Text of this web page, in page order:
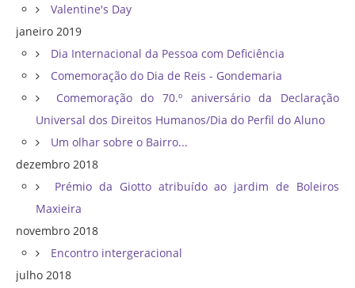
Valentine's Day
janeiro 2019
Dia Internacional da Pessoa com Deficiência
Comemoração do Dia de Reis - Gondemaria
Comemoração do 70.º aniversário da Declaração
Universal dos Direitos Humanos/Dia do Perfil do Aluno
Um olhar sobre o Bairro...
dezembro 2018
Prémio da Giotto atribuído ao jardim de Boleiros
Maxieira
novembro 2018
Encontro intergeracional
julho 2018